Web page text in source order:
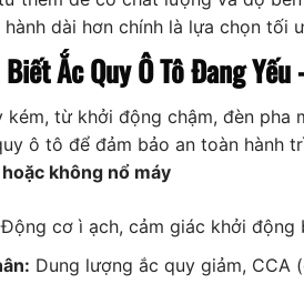
dài hơn chính là lựa chọn tối
Ắc Quy Ô Tô Đang
kém, từ khởi động chậm, đèn
ô tô để đảm bảo an toàn hành
không nổ máy
Động cơ ì ạch, cảm giác khởi động
Dung lượng ắc quy giảm, CCA